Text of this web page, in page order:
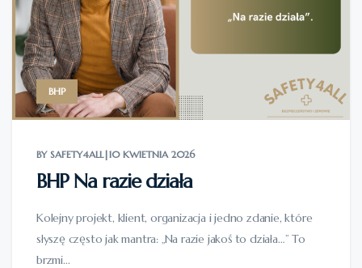
BHP
BY SAFETY4ALL|10 KWIETNIA 2026
BHP Na razie działa
Kolejny projekt, klient, organizacja i jedno zdanie, które
słyszę często jak mantra: „Na razie jakoś to działa…” To
brzmi...